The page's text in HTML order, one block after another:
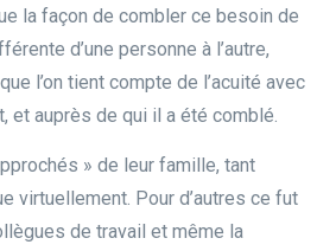
la façon de combler ce besoin de
d’une personne à l’autre,
l’on tient compte de l’acuité avec
et auprès de qui il a été comblé.
» de leur famille, tant
virtuellement. Pour d’autres ce fut
de travail et même la